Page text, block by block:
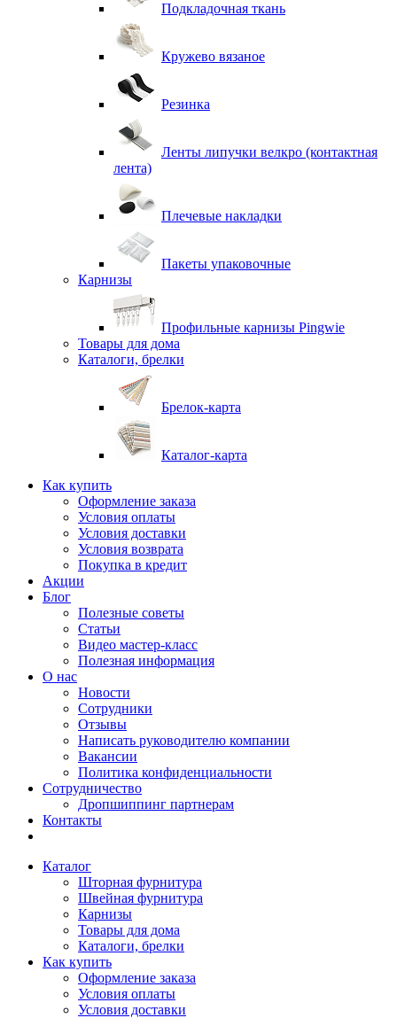
Подкладочная ткань
Кружево вязаное
Резинка
Ленты липучки велкро (контактная
лента)
Плечевые накладки
Пакеты упаковочные
Карнизы
Профильные карнизы Pingwie
Товары для дома
Каталоги, брелки
Брелок-карта
Каталог-карта
Как купить
Оформление заказа
Условия оплаты
Условия доставки
Условия возврата
Покупка в кредит
Акции
Блог
Полезные советы
Статьи
Видео мастер-класс
Полезная информация
О нас
Новости
Сотрудники
Отзывы
Написать руководителю компании
Вакансии
Политика конфиденциальности
Сотрудничество
Дропшиппинг партнерам
Контакты
Каталог
Шторная фурнитура
Швейная фурнитура
Карнизы
Товары для дома
Каталоги, брелки
Как купить
Оформление заказа
Условия оплаты
Условия доставки